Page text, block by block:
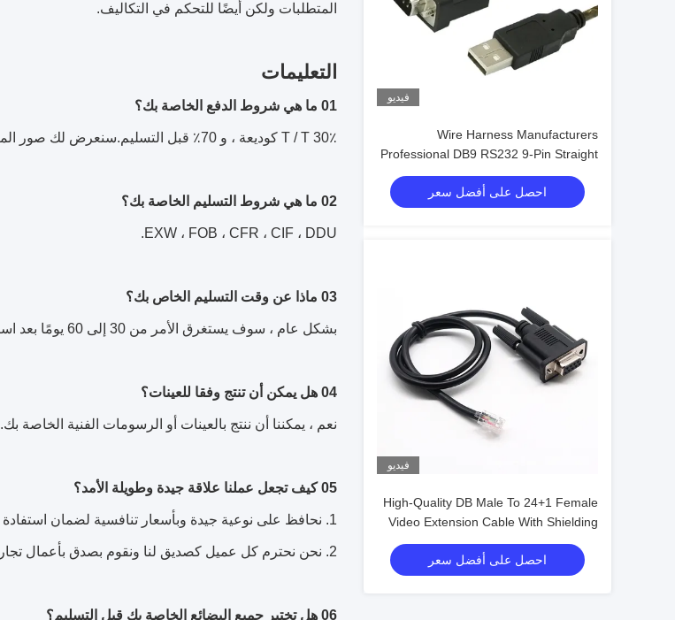
فيديو
Wire Harness Manufacturers
Professional DB9 RS232 9-Pin Straight
Or Cross Cable With Shielded Core
Custom Cableاحصل على أفضل سعر
فيديو
High-Quality DB Male To 24+1 Female
Video Extension Cable With Shielding
Custom Cable For HD Display Wire
Harness Manufacturers
احصل على أفضل سعر
المتطلبات ولكن أيضًا للتحكم في التكاليف.
التعليمات
01 ما هي شروط الدفع الخاصة بك؟
T / T 30٪ كوديعة ، و 70٪ قبل التسليم.سنعرض لك صور المنتجات والحزم قبل دفع الرصيد.
02 ما هي شروط التسليم الخاصة بك؟
EXW ، FOB ، CFR ، CIF ، DDU.
03 ماذا عن وقت التسليم الخاص بك؟
بشكل عام ، سوف يستغرق الأمر من 30 إلى 60 يومًا بعد استلام الدفعة المقدمة.يعتمد وقت التسليم المحدد على العناصر وكمية طلبك.
04 هل يمكن أن تنتج وفقا للعينات؟
نعم ، يمكننا أن ننتج بالعينات أو الرسومات الفنية الخاصة بك.
05 كيف تجعل عملنا علاقة جيدة وطويلة الأمد؟
1. نحافظ على نوعية جيدة وبأسعار تنافسية لضمان استفادة عملائنا.
2. نحن نحترم كل عميل كصديق لنا ونقوم بصدق بأعمال تجارية ونكوّن صداقات معهم ، بغض النظر عن المكان الذي يأتون منه.
06 هل تختبر جميع البضائع الخاصة بك قبل التسليم؟